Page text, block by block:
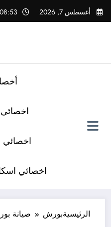
التجاوز
إلى
أغسطس 7, 2026 PM
أخصائي
اخصائي ابيكا
اخصائي ارمادا
اخصائي اسكاليد الكويت /
الرئيسيةبورش صيانة